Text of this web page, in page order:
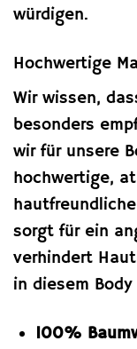
würdigen.
Hochwertige
Wir wissen,
besonders
wir für unsere
hochwertige,
sorgt für ein
verhindert
in diesem
100%